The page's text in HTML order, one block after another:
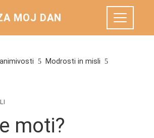
MOJ DAN
Modrosti in misli
moti?